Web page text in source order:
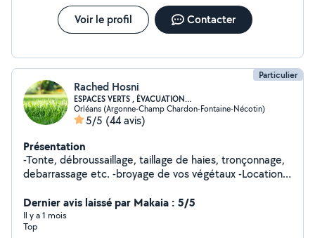
Voir le profil Contacter
Particulier
Rached Hosni
ESPACES VERTS , ÉVACUATION…
Orléans (Argonne-Champ Chardon-Fontaine-Nécotin)
5/5 (44 avis)
Présentation
-Tonte, débroussaillage, taillage de haies, tronçonnage,
debarrassage etc. -broyage de vos végétaux -Location
déchets -Livraison/installation de gros électroménager
,meubles... Pour plus d'informations n'hésitez pas à
m'envoyez un message et des photos . Intervention
Dernier avis laissé par Makaia : 5/5
Il y a 1 mois
Top